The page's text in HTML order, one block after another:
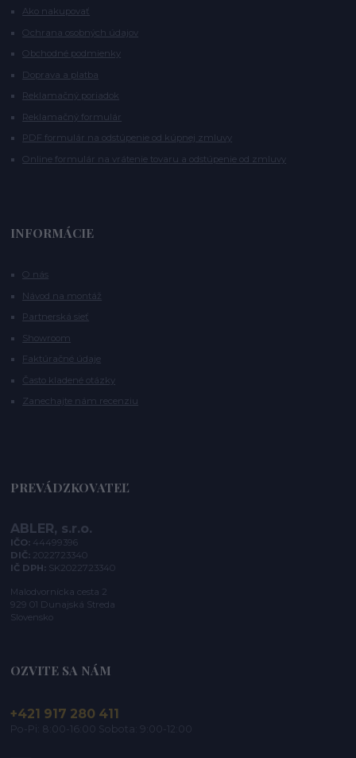
Ako nakupovať
Ochrana osobných údajov
Obchodné podmienky
Doprava a platba
Reklamačný poriadok
Reklamačný formulár
PDF formulár na odstúpenie od kúpnej zmluvy
Online formulár na vrátenie tovaru a odstúpenie od zmluvy
INFORMÁCIE
O nás
Návod na montáž
Partnerská sieť
Showroom
Faktúračné údaje
Často kladené otázky
Zanechajte nám recenziu
PREVÁDZKOVATEĽ
ABLER, s.r.o.
IČO: 44499396
DIČ: 2022723340
IČ DPH: SK2022723340
Malodvornícka cesta 2
929 01 Dunajská Streda
Slovensko
OZVITE SA NÁM
+421 917 280 411
Po-Pi: 8:00-16:00 Sobota: 9:00-12:00